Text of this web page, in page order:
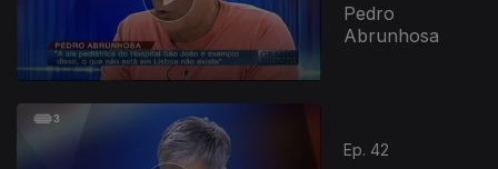
Pedro
Abrunhosa
Ep. 42